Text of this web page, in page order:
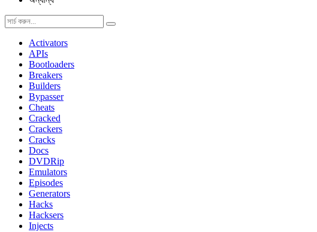
Activators
APIs
Bootloaders
Breakers
Builders
Bypasser
Cheats
Cracked
Crackers
Cracks
Docs
DVDRip
Emulators
Episodes
Generators
Hacks
Hacksers
Injects